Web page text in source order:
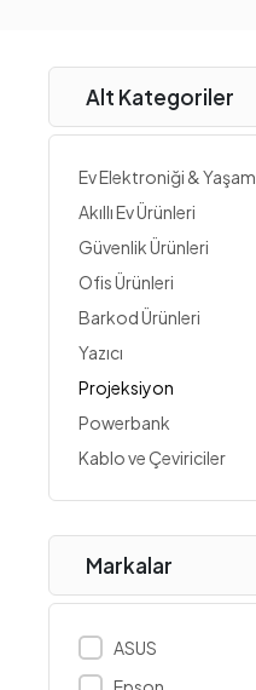
Alt Kategoriler
Ev Elektroniği & Yaşam
Akıllı Ev Ürünleri
Güvenlik Ürünleri
Ofis Ürünleri
Barkod Ürünleri
Yazıcı
Projeksiyon
Powerbank
Kablo ve Çeviriciler
Markalar
ASUS